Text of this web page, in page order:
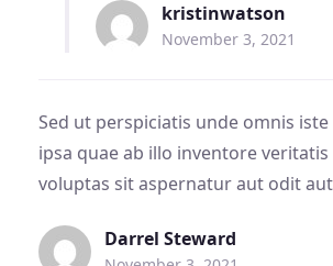
kristinwatson
November 3, 2021
Sed ut perspiciatis unde omnis
ipsa quae ab illo inventore
voluptas sit aspernatur aut odit
Darrel Steward